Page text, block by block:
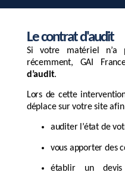
Le contrat d'audit
Si votre matériel n’a
récemment, GAI
d’audit.
Lors de cette
déplace sur votre site
auditer l’état de
vous apporter des
établir un devis